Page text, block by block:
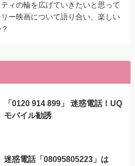
ィの輪を広げていきたいと思って
ー映画について語り合い、楽しい
「0120 914 899」 迷惑電話！UQ
モバイル勧誘
迷惑電話「08095805223」は